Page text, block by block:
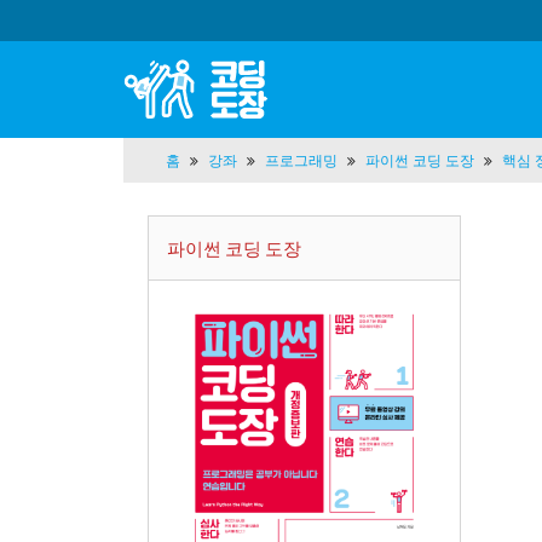
홈 강좌 프로그래밍 파이썬 코딩 도장 핵심
파이썬 코딩 도장